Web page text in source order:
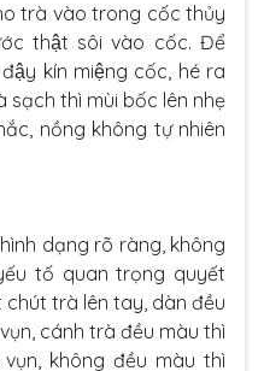
trà vào trong cốc thủy
thật sôi vào cốc. Để
kín miệng cốc, hé ra
sạch thì mùi bốc lên nhẹ
nồng không tự nhiên
dạng rõ ràng, không
tố quan trọng quyết
trà lên tay, dàn đều
cánh trà đều màu thì
không đều màu thì